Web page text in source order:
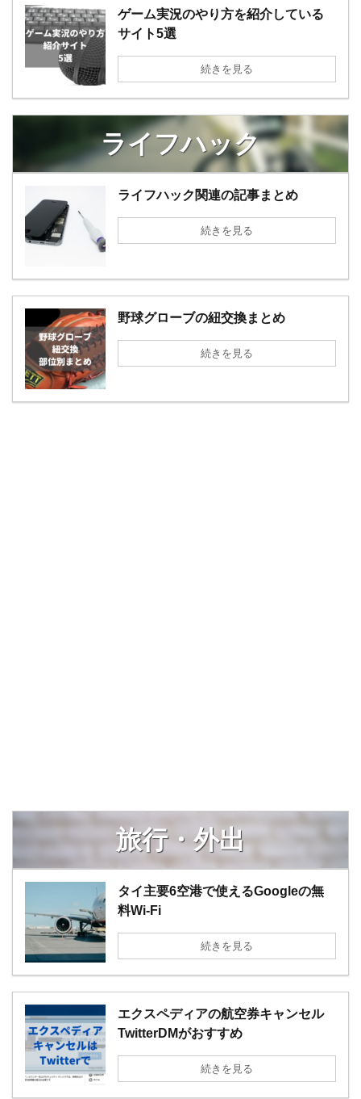
ゲーム実況のやり方を紹介している
サイト5選
続きを見る
ライフハック
ライフハック関連の記事まとめ
続きを見る
野球グローブの紐交換まとめ
続きを見る
旅行・外出
タイ主要6空港で使えるGoogleの無
料Wi-Fi
続きを見る
エクスペディアの航空券キャンセル
TwitterDMがおすすめ
続きを見る